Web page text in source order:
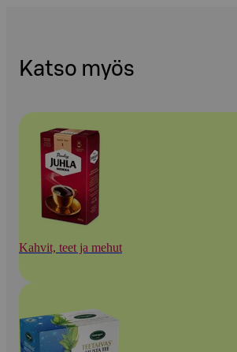
Katso myös
Kahvit, teet ja mehut